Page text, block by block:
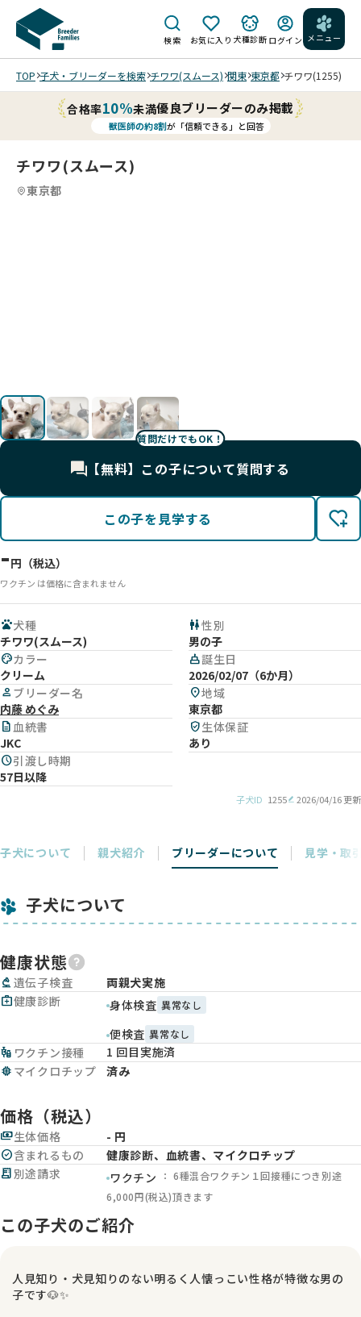
検索 お気に入り 犬種診断 ログイン メニュー
TOP 子犬・ブリーダーを検索 チワワ(スムース) 関東 東京都 チワワ(1255)
合格率10%未満優良ブリーダーのみ掲載
獣医師の約8割が「信頼できる」と回答
チワワ(スムース)
東京都
質問だけでもOK！
【無料】この子について質問する
この子を見学する
-円（税込）
ワクチン は価格に含まれません
pets犬種
チワワ(スムース)
wc性別
男の子
paletteカラー
クリーム
cake誕生日
2026/02/07（6か月）
person ブリーダー名
内藤 めぐみ
location_on地域
東京都
description血統書
JKC
verified_user生体保証
あり
schedule引渡し時期
57日以降
子犬ID 1255 2026/04/16 更新
子犬について 親犬紹介 ブリーダーについて 見学・取
子犬について
健康状態
biotech 遺伝子検査
両親犬実施
medical_services健康診断 身体検査 異常なし
便検査 異常なし
vaccines ワクチン接種
1 回目実施済
memory マイクロチップ 済み
価格（税込）
payments生体価格
- 円
check_circle含まれるもの
健康診断、血統書、マイクロチップ
receipt_long別途請求 ワクチン
： 6種混合ワクチン１回接種につき別途
6,000円(税込)頂きます
この子犬のご紹介
人見知り・犬見知りのない明るく人懐っこい性格が特徴な男の
子です🐶✨